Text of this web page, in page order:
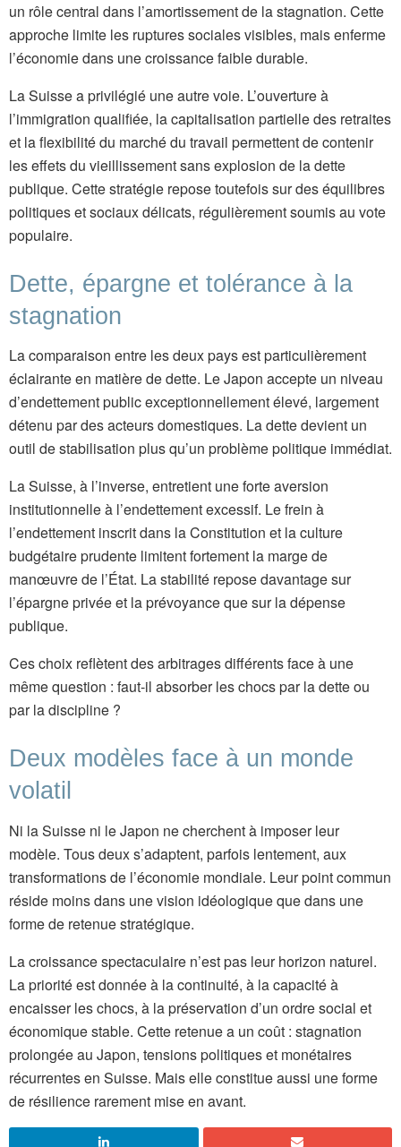
un rôle central dans l’amortissement de la stagnation. Cette
approche limite les ruptures sociales visibles, mais enferme
l’économie dans une croissance faible durable.
La Suisse a privilégié une autre voie. L’ouverture à
l’immigration qualifiée, la capitalisation partielle des retraites
et la flexibilité du marché du travail permettent de contenir
les effets du vieillissement sans explosion de la dette
publique. Cette stratégie repose toutefois sur des équilibres
politiques et sociaux délicats, régulièrement soumis au vote
populaire.
Dette, épargne et tolérance à la
stagnation
La comparaison entre les deux pays est particulièrement
éclairante en matière de dette. Le Japon accepte un niveau
d’endettement public exceptionnellement élevé, largement
détenu par des acteurs domestiques. La dette devient un
outil de stabilisation plus qu’un problème politique immédiat.
La Suisse, à l’inverse, entretient une forte aversion
institutionnelle à l’endettement excessif. Le frein à
l’endettement inscrit dans la Constitution et la culture
budgétaire prudente limitent fortement la marge de
manœuvre de l’État. La stabilité repose davantage sur
l’épargne privée et la prévoyance que sur la dépense
publique.
Ces choix reflètent des arbitrages différents face à une
même question : faut-il absorber les chocs par la dette ou
par la discipline ?
Deux modèles face à un monde
volatil
Ni la Suisse ni le Japon ne cherchent à imposer leur
modèle. Tous deux s’adaptent, parfois lentement, aux
transformations de l’économie mondiale. Leur point commun
réside moins dans une vision idéologique que dans une
forme de retenue stratégique.
La croissance spectaculaire n’est pas leur horizon naturel.
La priorité est donnée à la continuité, à la capacité à
encaisser les chocs, à la préservation d’un ordre social et
économique stable. Cette retenue a un coût : stagnation
prolongée au Japon, tensions politiques et monétaires
récurrentes en Suisse. Mais elle constitue aussi une forme
de résilience rarement mise en avant.